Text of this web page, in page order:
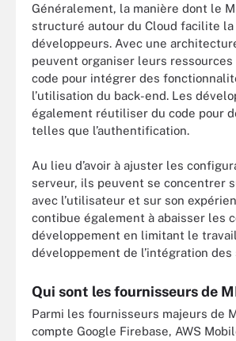
Généralement, la manière dont le
structuré autour du Cloud facilite la
développeurs. Avec une
peuvent organiser leurs
code pour intégrer des
l’utilisation du back-end. Les
également réutiliser du code pour
telles que l’authentification.
Au lieu d’avoir à ajuster les
serveur, ils peuvent se concentrer
avec l’utilisateur et sur son
contibue également à abaisser les
développement en limitant le
développement de l’intégration des
Qui sont les fournisseurs de
Parmi les fournisseurs majeurs de
compte Google Firebase, AWS